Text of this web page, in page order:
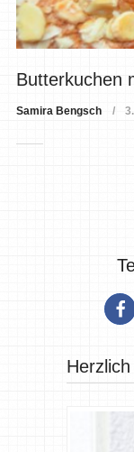
Butterkuchen
Samira Bengsch